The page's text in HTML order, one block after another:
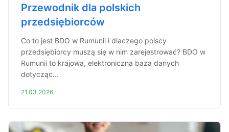
Przewodnik dla polskich
przedsiębiorców
Co to jest BDO w Rumunii i dlaczego polscy
przedsiębiorcy muszą się w nim zarejestrować? BDO w
Rumunii to krajowa, elektroniczna baza danych
dotycząc...
21.03.2026